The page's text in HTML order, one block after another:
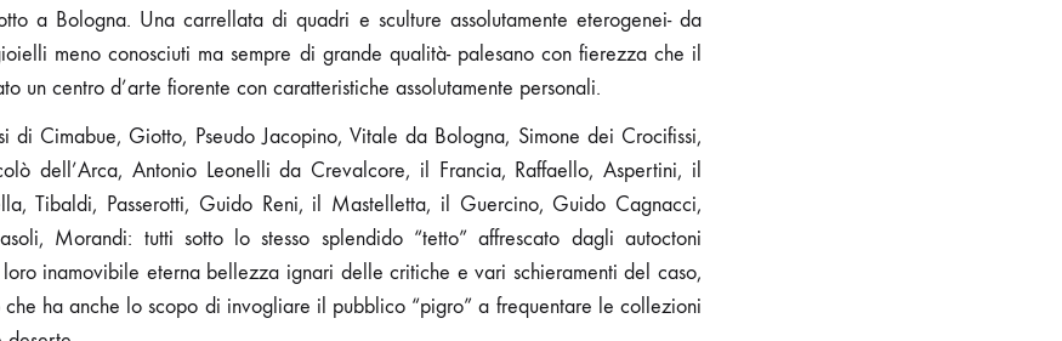
a Bologna. Una carrellata di quadri e sculture assolutamente eterogenei- da
meno conosciuti ma sempre di grande qualità- palesano con fierezza che il
un centro d’arte fiorente con caratteristiche assolutamente personali.
di Cimabue, Giotto, Pseudo Jacopino, Vitale da Bologna, Simone dei Crocifissi,
dell’Arca, Antonio Leonelli da Crevalcore, il Francia, Raffaello, Aspertini, il
Tibaldi, Passerotti, Guido Reni, il Mastelletta, il Guercino, Guido Cagnacci,
Morandi: tutti sotto lo stesso splendido “tetto” affrescato dagli autoctoni
inamovibile eterna bellezza ignari delle critiche e vari schieramenti del caso,
che ha anche lo scopo di invogliare il pubblico “pigro” a frequentare le collezioni